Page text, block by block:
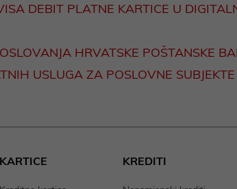
DEBIT PLATNE KARTICE U
HRVATSKE POŠTANSKE
USLUGA ZA POSLOVNE SUBJEKTE
KARTICE KREDITI